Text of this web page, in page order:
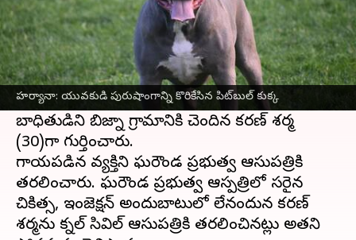
హర్యానా: యువకుడి పురుషాంగాన్ని కొరికేసిన పిట్‌బుల్ కుక్క
ఈ వార్తాకథనం ఏంటి
హర్యానాలోని కర్నాల్‌లో దారుణం జరిగింది. పిట్‌బుల్
కుక్క 30 ఏళ్ల వ్యక్తిపై దాడి చేసి అతని పురుషాంగాన్ని
కొరికేసింది.
బాధితుడిని బిజ్నా గ్రామానికి చెందిన కరణ్ శర్మ
(30)గా గుర్తించారు.
గాయపడిన వ్యక్తిని ఘరౌండ ప్రభుత్వ ఆసుపత్రికి
తరలించారు. ఘరౌండ ప్రభుత్వ ఆస్పత్రిలో సరైన
చికిత్స, ఇంజెక్షన్ అందుబాటులో లేనందున కరణ్
శర్మను కర్నాల్ సివిల్ ఆసుపత్రికి తరలించినట్లు అతని